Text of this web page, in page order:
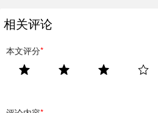
相关评论
本文评分*